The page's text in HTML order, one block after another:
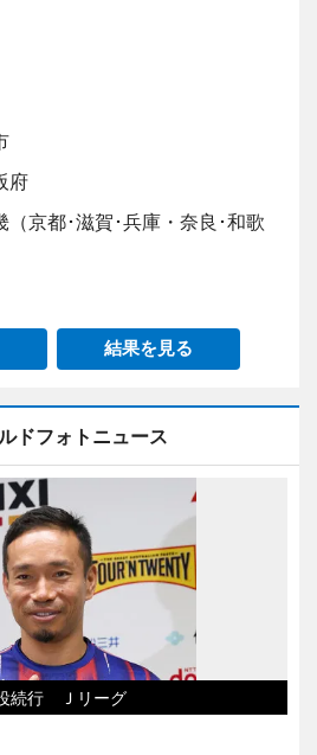
府
（京都･滋賀･兵庫・奈良･和歌
結果を見る
ドフォトニュース
続行 Ｊリーグ